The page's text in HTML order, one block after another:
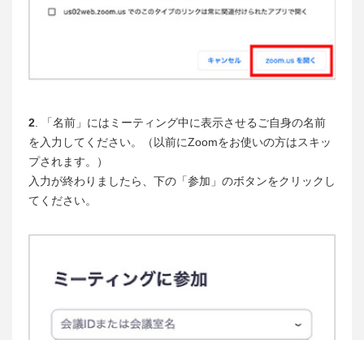
2 . 「名前」にはミーティング中に表示させるご自身の名前
を入力してください。（以前にZoomをお使いの方はスキッ
プされます。）
入力が終わりましたら、下の「参加」のボタンをクリックし
てください。